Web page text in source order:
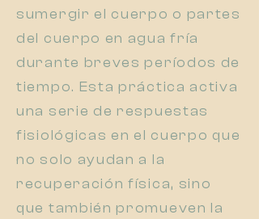
sumergir el cuerpo o partes
del cuerpo en agua fría
durante breves períodos de
tiempo. Esta práctica activa
una serie de respuestas
fisiológicas en el cuerpo que
no solo ayudan a la
recuperación física, sino
que también promueven la